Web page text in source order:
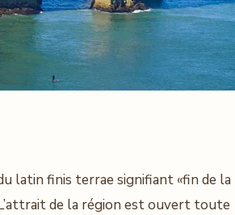
latin finis terrae signifiant «fin de la
de la région est ouvert toute